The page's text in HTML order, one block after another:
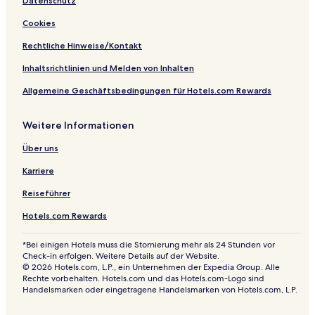
á
k
o
Cookies
Rechtliche Hinweise/Kontakt
Inhaltsrichtlinien und Melden von Inhalten
Allgemeine Geschäftsbedingungen für Hotels.com Rewards
Weitere Informationen
Über uns
Karriere
Reiseführer
Hotels.com Rewards
*Bei einigen Hotels muss die Stornierung mehr als 24 Stunden vor
Check-in erfolgen. Weitere Details auf der Website.
© 2026 Hotels.com, L.P., ein Unternehmen der Expedia Group. Alle
Rechte vorbehalten. Hotels.com und das Hotels.com-Logo sind
Handelsmarken oder eingetragene Handelsmarken von Hotels.com, L.P.